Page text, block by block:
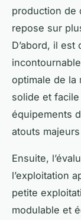
production de
repose sur
D’abord, il
optimale de la
solide et
équipements
atouts
Ensuite,
l’exploitation
petite
modulable et